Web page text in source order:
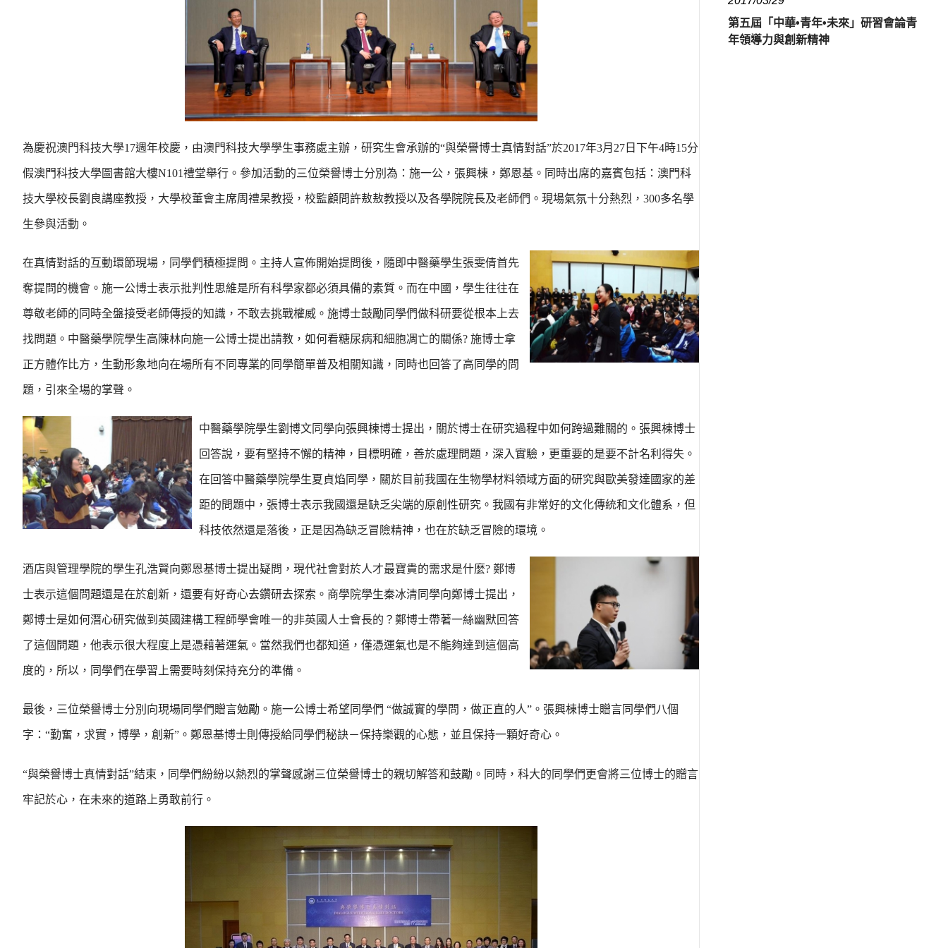
為慶祝澳門科技大學17週年校慶，由澳門科技大學學生事務處主辦，研究生會承辦的“與榮譽博士真情對話”於2017年3月27日下午4時15分
假澳門科技大學圖書館大樓N101禮堂舉行。參加活動的三位榮譽博士分別為：施一公，張興棟，鄭恩基。同時出席的嘉賓包括：澳門科
技大學校長劉良講座教授，大學校董會主席周禮杲教授，校監顧問許敖敖教授以及各學院院長及老師們。現場氣氛十分熱烈，300多名學
生參與活動。
在真情對話的互動環節現場，同學們積極提問。主持人宣佈開始提問後，隨即中醫藥學生張雯倩首先
奪提問的機會。施一公博士表示批判性思維是所有科學家都必須具備的素質。而在中國，學生往往在
尊敬老師的同時全盤接受老師傳授的知識，不敢去挑戰權威。施博士鼓勵同學們做科研要從根本上去
找問題。中醫藥學院學生高陳林向施一公博士提出請教，如何看糖尿病和細胞凋亡的關係? 施博士拿
正方體作比方，生動形象地向在場所有不同專業的同學簡單普及相關知識，同時也回答了高同學的問
題，引來全場的掌聲。
中醫藥學院學生劉博文同學向張興棟博士提出，關於博士在研究過程中如何跨過難關的。張興棟博士
回答說，要有堅持不懈的精神，目標明確，善於處理問題，深入實驗，更重要的是要不計名利得失。
在回答中醫藥學院學生夏貞焰同學，關於目前我國在生物學材料領域方面的研究與歐美發達國家的差
距的問題中，張博士表示我國還是缺乏尖端的原創性研究。我國有非常好的文化傳統和文化體系，但
科技依然還是落後，正是因為缺乏冒險精神，也在於缺乏冒險的環境。
酒店與管理學院的學生孔浩賢向鄭恩基博士提出疑問，現代社會對於人才最寶貴的需求是什麼? 鄭博
士表示這個問題還是在於創新，還要有好奇心去鑽研去探索。商學院學生秦冰清同學向鄭博士提出，
鄭博士是如何潛心研究做到英國建構工程師學會唯一的非英國人士會長的？鄭博士帶著一絲幽默回答
了這個問題，他表示很大程度上是憑藉著運氣。當然我們也都知道，僅憑運氣也是不能夠達到這個高
度的，所以，同學們在學習上需要時刻保持充分的準備。
最後，三位榮譽博士分別向現場同學們贈言勉勵。施一公博士希望同學們 “做誠實的學問，做正直的人”。張興棟博士贈言同學們八個
字：“勤奮，求實，博學，創新”。鄭恩基博士則傳授給同學們秘訣－保持樂觀的心態，並且保持一顆好奇心。
“與榮譽博士真情對話”結束，同學們紛紛以熱烈的掌聲感謝三位榮譽博士的親切解答和鼓勵。同時，科大的同學們更會將三位博士的贈言
牢記於心，在未來的道路上勇敢前行。
第五屆「中華•青年•未來」研習會論青
年領導力與創新精神